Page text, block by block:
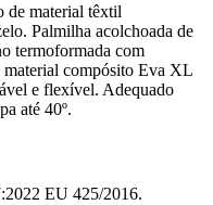
de material têxtil
Palmilha acolchoada de
termoformada com
material compósito Eva XL
e flexível. Adequado
até 40º.
EU 425/2016.